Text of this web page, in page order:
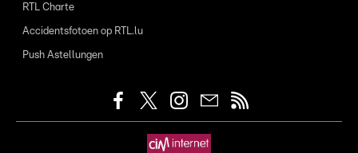
RTL Charte
Accidentsfotoen op RTL.lu
Push Astellungen